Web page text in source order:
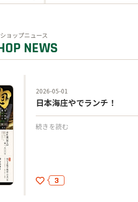
ショップニュース
2026-05-01
日本海庄やでランチ！
続きを読む
3